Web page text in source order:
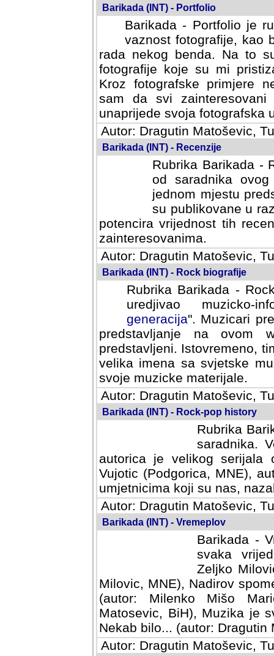
Barikada (INT) - Portfolio
Barikada - Portfolio je
vaznost fotografije, kao
rada nekog benda. Na to
fotografije koje su mi
fotografske primjere
svi zainteresovani
svoja fotografska umijeca.
Autor: Dragutin Matoševic,
Barikada (INT) - Recenzije
Rubrika Barikada -
od saradnika
jednom mjestu
su publikovane u
potencira vrijednost tih
zainteresovanima.
Autor: Dragutin Matoševic,
Barikada (INT) - Rock biografije
Rubrika Barikada -
uredjivao muzicko-
Muzicari predstavljeni u
na ovom web portalu
Istovremeno, tim nacinom
sa svjetske muzicke scene
materijale.
Autor: Dragutin Matoševic,
Barikada (INT) - Rock-pop history
Rubrika
saradnika.
autorica je velikog serijala
Vujotic (Podgorica, MNE),
umjetnicima koji su nas,
Autor: Dragutin Matoševic,
Barikada (INT) - Vremeplov
Barikada -
svaka
Milovic,
MNE), Nadirov spomenar
Milenko Mišo Maric, UK),
Muzika je svirala (autor:
(autor: Dragutin Matosevic,
Autor: Dragutin Matoševic,